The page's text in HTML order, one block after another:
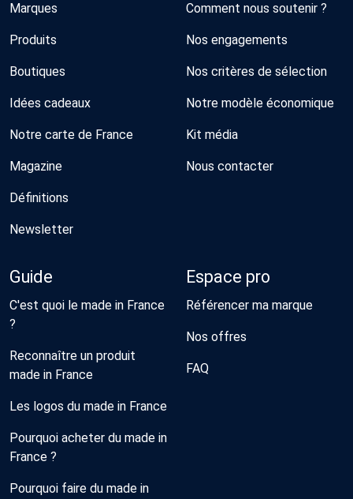
Marques
Produits
Boutiques
Idées cadeaux
Notre carte de France
Magazine
Définitions
Newsletter
Comment nous soutenir ?
Nos engagements
Nos critères de sélection
Notre modèle économique
Kit média
Nous contacter
Guide
C'est quoi le made in France
?
Reconnaître un produit
made in France
Les logos du made in France
Pourquoi acheter du made in
France ?
Pourquoi faire du made in
Espace pro
Référencer ma marque
Nos offres
FAQ